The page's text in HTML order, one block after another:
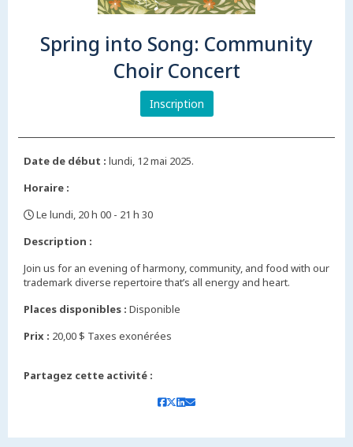
Spring into Song: Community
Choir Concert
Inscription
Date de début : lundi, 12 mai 2025.
Horaire :
Le lundi, 20 h 00 - 21 h 30
Description :
Join us for an evening of harmony, community, and food with our
trademark diverse repertoire that’s all energy and heart.
Places disponibles : Disponible
Prix : 20,00 $ Taxes exonérées
Partagez cette activité :